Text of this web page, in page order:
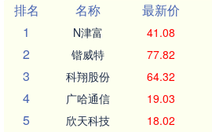
排名
名称 最新价
1
N津富 41.08
2 锴威特 77.82
3 科翔股份 64.32
4 广哈通信 19.03
5 欣天科技 18.02